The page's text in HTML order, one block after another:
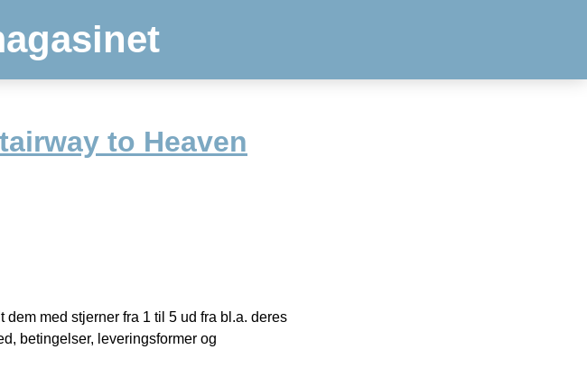
to Heaven
med stjerner fra 1 til 5 ud fra bl.a. deres
betingelser, leveringsformer og